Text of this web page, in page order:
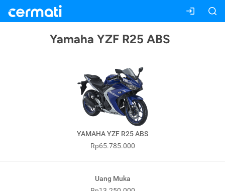
Yamaha YZF R25 ABS
YAMAHA YZF R25 ABS
Rp65.785.000
Uang Muka